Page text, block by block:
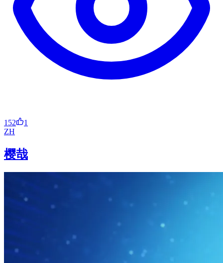
152
1
ZH
樱哉